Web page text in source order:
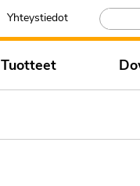
Yhteystiedot
Tuotteet